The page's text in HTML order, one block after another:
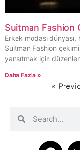
Suitman Fashion
Erkek modası
Suitman Fashion
yansıtmak için
Daha Fazla »
«